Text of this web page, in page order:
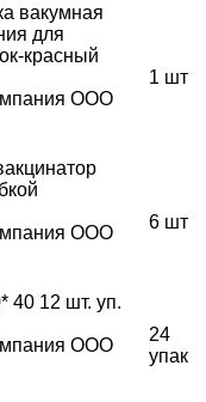
вакумная
для
красный
ООО
1 шт
ООО
6 шт
40 12 шт. уп.
ООО
24
упак